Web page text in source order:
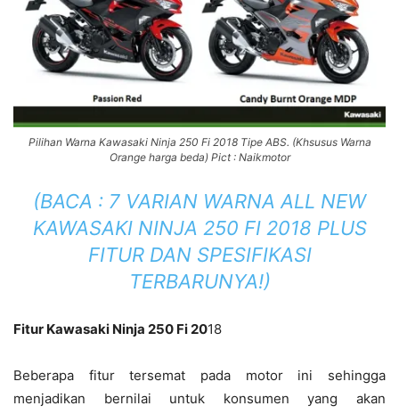
Pilihan Warna Kawasaki Ninja 250 Fi 2018 Tipe ABS. (Khsusus Warna
Orange harga beda) Pict : Naikmotor
(BACA : 7 VARIAN WARNA ALL NEW
KAWASAKI NINJA 250 FI 2018 PLUS
FITUR DAN SPESIFIKASI
TERBARUNYA!)
Fitur Kawasaki Ninja 250 Fi 2018
Beberapa fitur tersemat pada motor ini sehingga
menjadikan bernilai untuk konsumen yang akan